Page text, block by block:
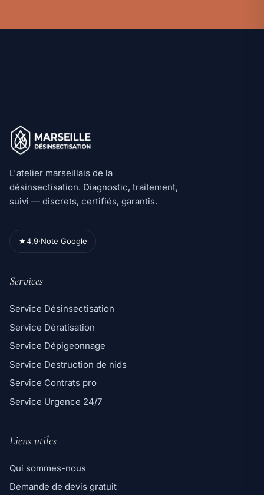
L'atelier marseillais de la
désinsectisation. Diagnostic, traitement,
suivi — discrets, certifiés, garantis.
★4,9·Note Google
Services
Service Désinsectisation
Service Dératisation
Service Dépigeonnage
Service Destruction de nids
Service Contrats pro
Service Urgence 24/7
Liens utiles
Qui sommes-nous
Demande de devis gratuit